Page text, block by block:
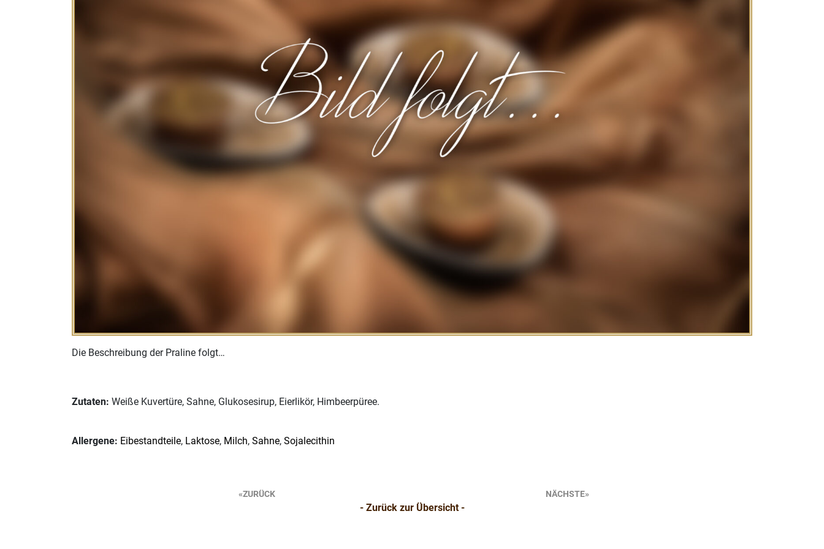
Die Beschreibung der Praline folgt…
Zutaten: Weiße Kuvertüre, Sahne, Glukosesirup, Eierlikör, Himbeerpüree.
Allergene: Eibestandteile, Laktose, Milch, Sahne, Sojalecithin
Beitragsnavigation
ZURÜCK NÄCHSTE
- Zurück zur Übersicht -